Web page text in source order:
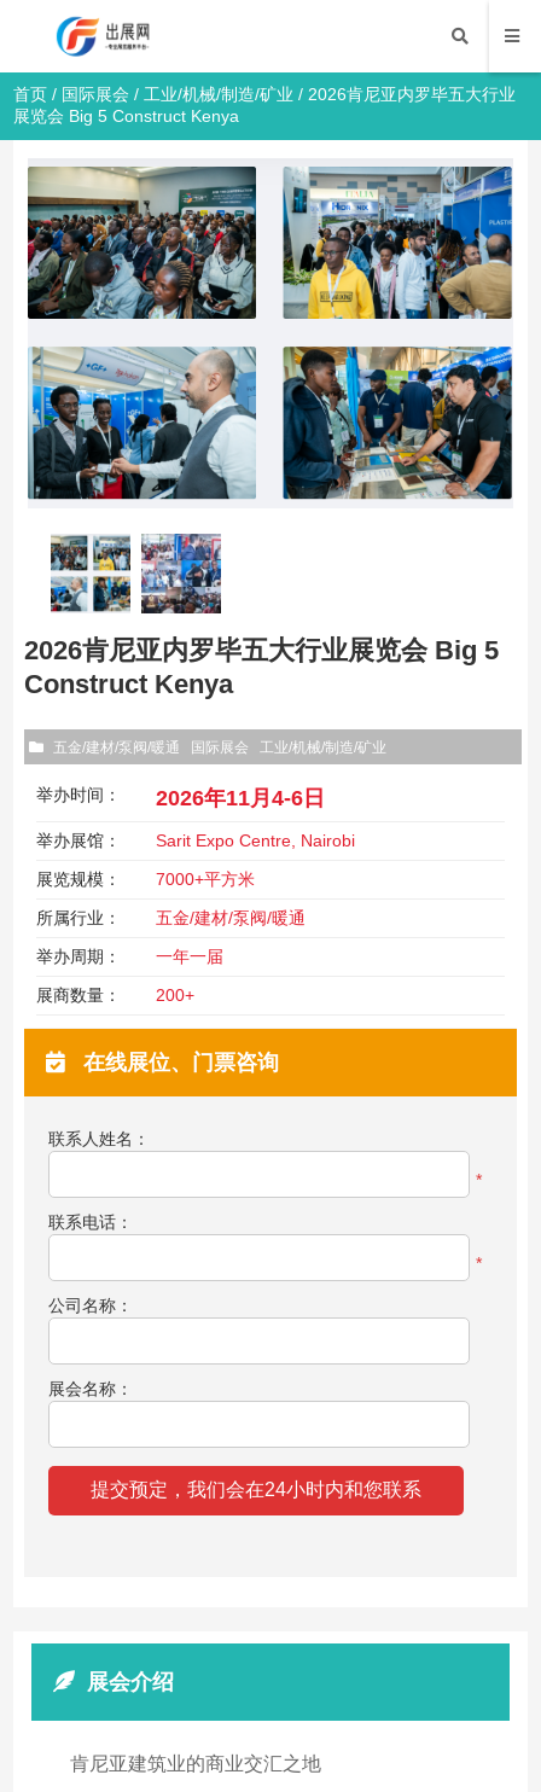
首页 / 国际展会 / 工业/机械/制造/矿业 / 2026肯尼亚内罗毕五大行业
展览会 Big 5 Construct Kenya
2026肯尼亚内罗毕五大行业展览会 Big 5
Construct Kenya
五金/建材/泵阀/暖通 国际展会 工业/机械/制造/矿业
举办时间： 2026年11月4-6日
举办展馆：
Sarit Expo Centre, Nairobi
展览规模：
7000+平方米
所属行业：
五金/建材/泵阀/暖通
举办周期：
一年一届
展商数量：
200+
在线展位、门票咨询
联系人姓名：
*
联系电话：
*
公司名称：
展会名称：
展会介绍
肯尼亚建筑业的商业交汇之地